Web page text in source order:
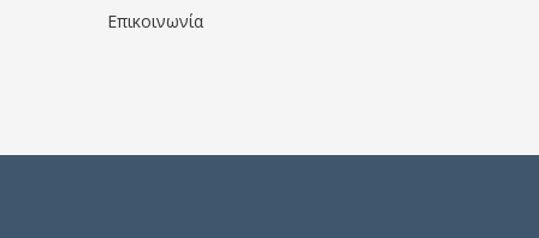
Επικοινωνία